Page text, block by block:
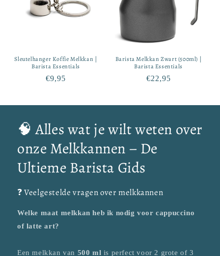
Sleutelhanger Koffie Melkkan |
Barista Essentials
Normale
€9,95
Barista Melkkan Zwart (500ml) |
Barista Essentials
Normale
€22,95
🧠 Alles wat je wilt weten over
onze Melkkannen – De
Ultieme Barista Gids
❓ Veelgestelde vragen over melkkannen
Welke maat melkkan heb ik nodig voor cappuccino
of latte art?
Een melkkan van 500 ml is perfect voor 2 grote of 3